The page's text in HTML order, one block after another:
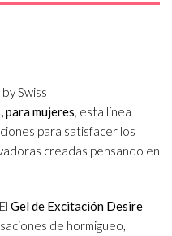
Swiss
para mujeres, esta línea
para satisfacer los
creadas pensando en
Gel de Excitación Desire
de hormigueo,